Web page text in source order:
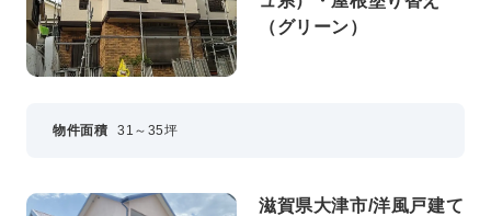
（グリーン）
物件面積 31～35坪
滋賀県大津市/洋風戸建て